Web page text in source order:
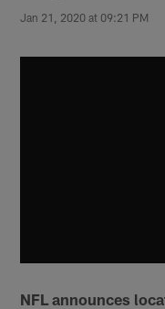
Jan 21, 2020 at 09:21 PM
NFL announces